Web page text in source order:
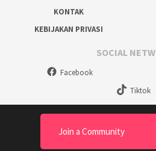
KONTAK
KEBIJAKAN PRIVASI
SOCIAL
Facebook
Tiktok
©2023 Parentsquads
Join a Community